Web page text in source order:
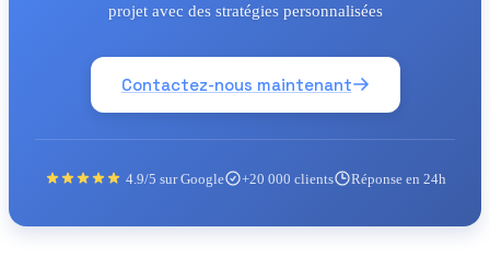
projet avec des stratégies personnalisées
Contactez-nous maintenant
4.9/5 sur Google +20 000 clients Réponse en 24h